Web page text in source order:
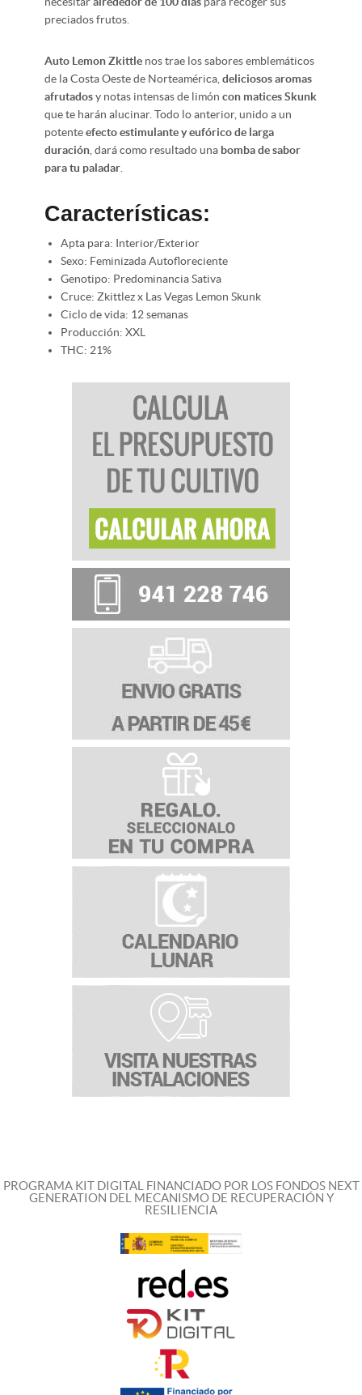
preciados frutos.
Auto Lemon Zkittle nos trae los sabores emblemáticos
de la Costa Oeste de Norteamérica,deliciosos aromas
afrutadosy notas intensas de limón con matices Skunk
que te harán alucinar. Todo lo anterior, unido a un
potenteefecto estimulante y eufórico de larga
duración, dará como resultado una bomba de sabor
para tu paladar.
Características:
Apta para: Interior/Exterior
Sexo: Feminizada Autofloreciente
Genotipo: Predominancia Sativa
Cruce: Zkittlezx Las Vegas Lemon Skunk
Ciclo de vida: 12 semanas
Producción: XXL
THC: 21%
PROGRAMA KIT DIGITAL FINANCIADO POR LOS FONDOS NEXT
GENERATION DEL MECANISMO DE RECUPERACIÓN Y
RESILIENCIA